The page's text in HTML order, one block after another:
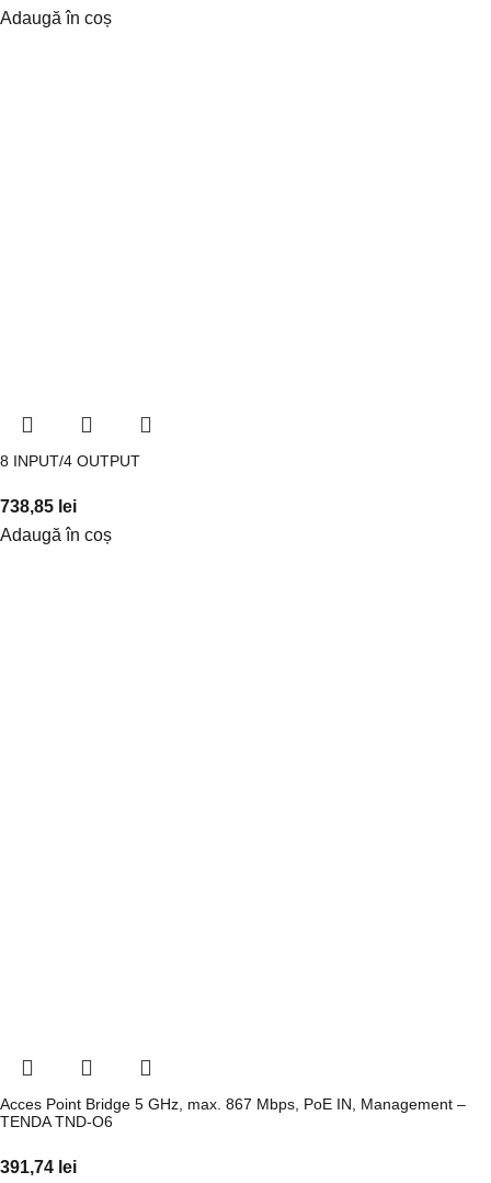
Adaugă în coș
8 INPUT/4 OUTPUT
738,85 lei
Adaugă în coș
Acces Point Bridge 5 GHz, max. 867 Mbps, PoE IN, Management –
TENDA TND-O6
391,74 lei